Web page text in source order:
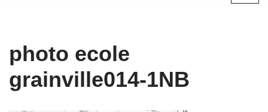
photo ecole
grainville014-1NB